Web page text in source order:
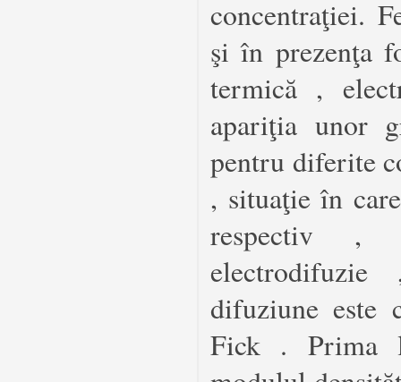
concentraţiei.
şi în prezenţa
termică ,
apariţia unor
pentru diferite
, situaţie în
respectiv ,
difuziune este
Fick . Prima